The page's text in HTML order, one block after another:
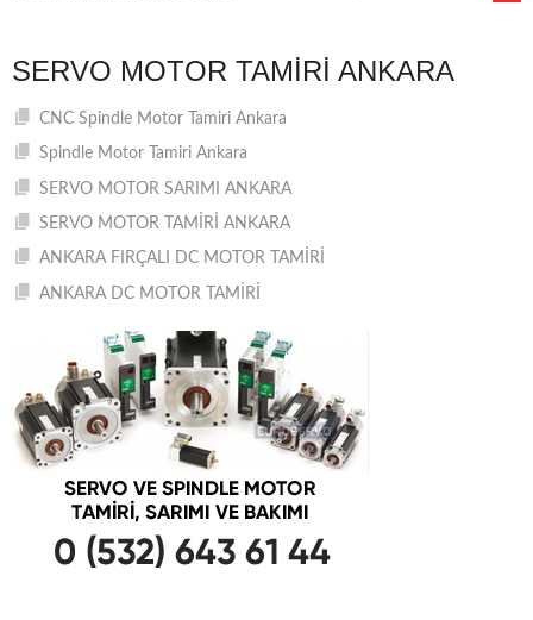
SERVO MOTOR TAMIRI ANKARA
CNC Spindle Motor Tamiri Ankara
Spindle Motor Tamiri Ankara
SERVO MOTOR SARIMI ANKARA
SERVO MOTOR TAMİRİ ANKARA
ANKARA FIRÇALI DC MOTOR TAMİRİ
ANKARA DC MOTOR TAMİRİ